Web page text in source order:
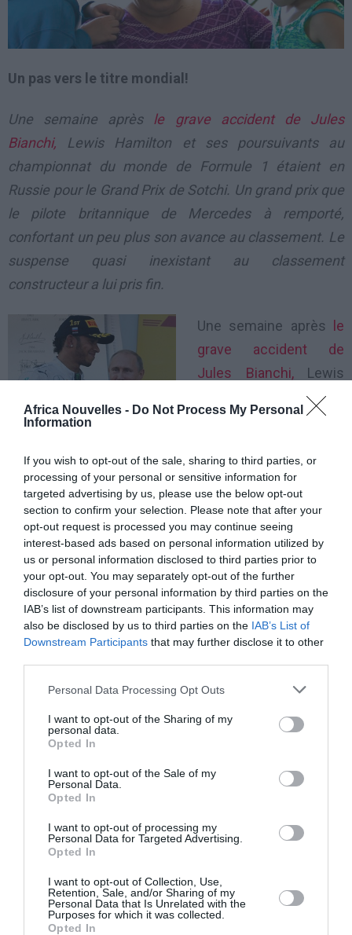
Africa Nouvelles - Do Not Process My Personal
Information
If you wish to opt-out of the sale, sharing to third parties, or
processing of your personal or sensitive information for
targeted advertising by us, please use the below opt-out
section to confirm your selection. Please note that after your
opt-out request is processed you may continue seeing
interest-based ads based on personal information utilized by
us or personal information disclosed to third parties prior to
your opt-out. You may separately opt-out of the further
disclosure of your personal information by third parties on the
IAB’s list of downstream participants. This information may
also be disclosed by us to third parties on the IAB’s List of
Downstream Participants that may further disclose it to other
Personal Data Processing Opt Outs
I want to opt-out of the Sharing of my
personal data.
Opted In
I want to opt-out of the Sale of my
Personal Data.
Opted In
I want to opt-out of processing my
Personal Data for Targeted Advertising.
Opted In
I want to opt-out of Collection, Use,
Retention, Sale, and/or Sharing of my
Personal Data that Is Unrelated with the
Purposes for which it was collected.
Opted In
Un pas vers le titre mondial!
Une semaine après le grave accident de Jules
Bianchi, Lewis Hamilton et ses poursuivants au
championnat du monde de Formule 1 étaient en
Russie pour le Grand Prix de Sotchi. Un grand prix que
le pilote britannique de Mercedes à remporté,
confortant un peu plus son avance au classement. Le
suspense quasi inexistant au classement
constructeur a lui pris fin.
Une semaine après le
grave accident de
Jules Bianchi, Lewis
Hamilton et ses
poursuivants au
monde de Formule 1 étaient en Russie pour le Grand
Prix de Sotchi. Un grand prix que le pilote britannique
de Mercedes à remporté, confortant un peu plus son
avance au classement. Le suspense quasi inexistant
au classement constructeur a lui pris fin. Lewis
Hamilton a contrôlé de bout en bout la course pour
s’adjuger sa quatrièmevictoire de suite au
championnat du monde de F1. Parti en pole position
Nico Rosberg. Le Finlandais Valtteri Bottas (Williams-
Mercedes) monte sur la 3
McLaren de Jenson Button et Kevin Magnussen
complètent le top 5.
Champion du monde 2008, Lewis Hamilton, grâce à
e
désormais 17 points d’avance sur Rosberg, à trois
Grand prix de la fin du championnat.